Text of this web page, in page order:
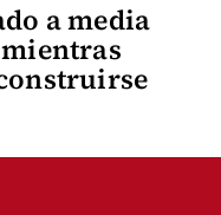
a media